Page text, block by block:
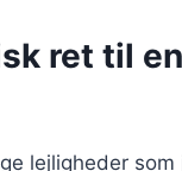
ret til
lejligheder som